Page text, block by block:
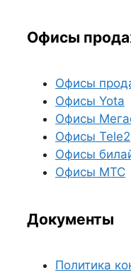
Офисы
Офисы
Офисы Yota
Офисы
Офисы Tele2
Офисы
Офисы МТС
Документы
Политика